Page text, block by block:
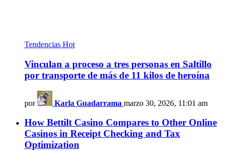
Tendencias Hot
Vinculan a proceso a tres personas en Saltillo
por transporte de más de 11 kilos de heroína
por Karla Guadarrama marzo 30, 2026, 11:01 am
How Bettilt Casino Compares to Other Online
Casinos in Receipt Checking and Tax
Optimization